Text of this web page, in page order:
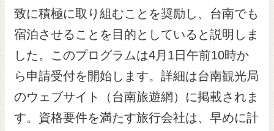
致に積極に取り組むことを奨励し、台南でも
宿泊させることを目的としていると説明しま
した。このプログラムは4月1日午前10時か
ら申請受付を開始します。詳細は台南観光局
のウェブサイト（台南旅遊網）に掲載されま
す。資格要件を満たす旅行会社は、早めに計